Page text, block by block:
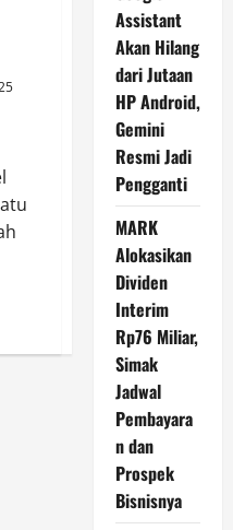
Assistant
Akan Hilang
dari Jutaan
HP Android,
Gemini
Resmi Jadi
Pengganti
MARK
Alokasikan
Dividen
Interim
Rp76 Miliar,
Simak
Jadwal
Pembayara
n dan
Prospek
Bisnisnya